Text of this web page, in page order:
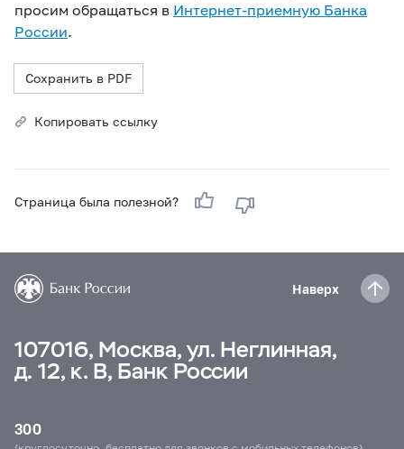
просим обращаться в Интернет-приемную Банка
России.
Сохранить в PDF
Копировать ссылку
Страница была полезной?
Наверх
107016, Москва, ул. Неглинная,
д. 12, к. В, Банк России
300